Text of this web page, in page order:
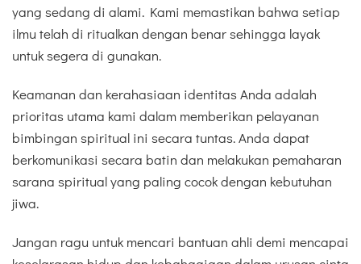
yang sedang di alami. Kami memastikan bahwa setiap
ilmu telah di ritualkan dengan benar sehingga layak
untuk segera di gunakan.
Keamanan dan kerahasiaan identitas Anda adalah
prioritas utama kami dalam memberikan pelayanan
bimbingan spiritual ini secara tuntas. Anda dapat
berkomunikasi secara batin dan melakukan pemaharan
sarana spiritual yang paling cocok dengan kebutuhan
jiwa.
Jangan ragu untuk mencari bantuan ahli demi mencapai